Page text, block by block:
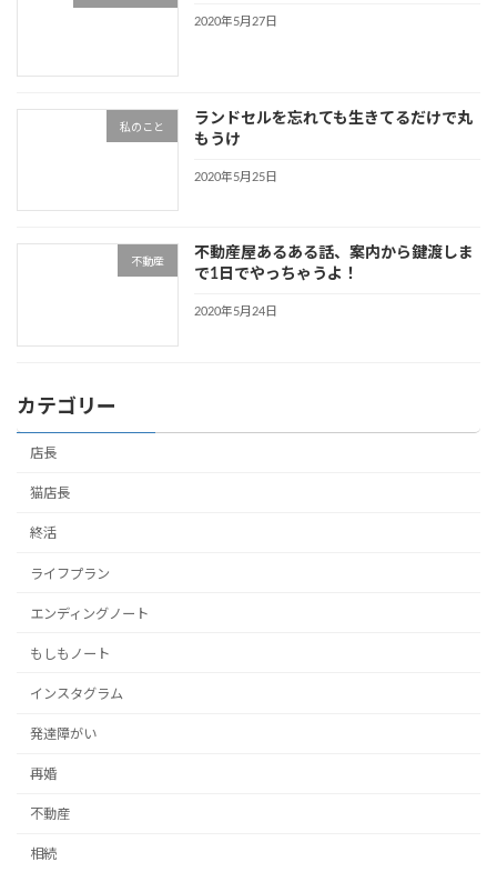
2020年5月27日
私のこと
ランドセルを忘れても生きてるだけで丸
もうけ
2020年5月25日
不動産
不動産屋あるある話、案内から鍵渡しま
で1日でやっちゃうよ！
2020年5月24日
カテゴリー
店長
猫店長
終活
ライフプラン
エンディングノート
もしもノート
インスタグラム
発達障がい
再婚
不動産
相続